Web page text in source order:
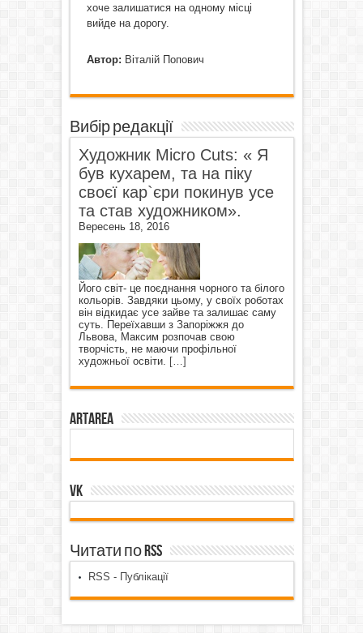
хоче залишатися на одному місці
вийде на дорогу.
Автор: Віталій Попович
Вибір редакції
Художник Micro Cuts: « Я
був кухарем, та на піку
своєї кар`єри покинув усе
та став художником».
Вересень 18, 2016
Його світ- це поєднання чорного та білого
кольорів. Завдяки цьому, у своїх роботах
він відкидає усе зайве та залишає саму
суть. Переїхавши з Запоріжжя до
Львова, Максим розпочав свою
творчість, не маючи профільної
художньої освіти. […]
ArtArea
VK
Читати по RSS
RSS - Публікації